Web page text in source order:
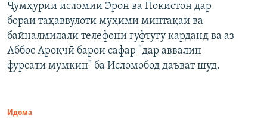
Ҷумҳурии исломии Эрон ва Покистон дар
бораи таҳаввулоти муҳими минтақаӣ ва
байналмилалӣ телефонӣ гуфтугӯ карданд ва аз
Аббос Ароқчӣ барои сафар "дар аввалин
фурсати мумкин" ба Исломобод даъват шуд.
Идома